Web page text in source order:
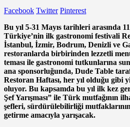
Facebook Twitter Pinterest
Bu yıl 5-31 Mayıs tarihleri arasında
Türkiye’nin ilk gastronomi festivali
İstanbul, İzmir, Bodrum, Denizli ve
restoranlarda birbirinden lezzetli
teması ile gastronomi tutkunlarına
ana sponsorluğunda, Dude Table
Restoran Haftası, her yıl olduğu gibi
oluyor. Bu kapsamda bu yıl ilk kez
Şef Yarışması” ile Türk mutfağının
şefleri, sürdürülebilirliği
getirme amacıyla yarışacak.